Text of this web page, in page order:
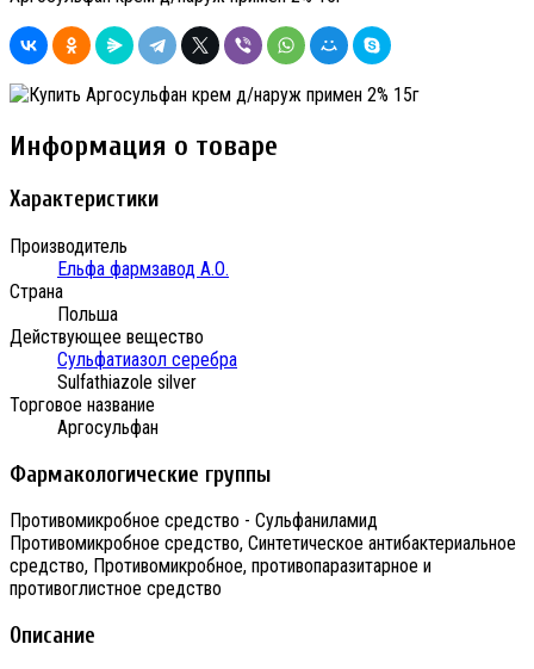
Информация о товаре
Характеристики
Производитель
Ельфа фармзавод А.О.
Страна
Польша
Действующее вещество
Сульфатиазол серебра
Sulfathiazole silver
Торговое название
Аргосульфан
Фармакологические группы
Противомикробное средство - Сульфаниламид
Противомикробное средство, Синтетическое антибактериальное
средство, Противомикробное, противопаразитарное и
противоглистное средство
Описание